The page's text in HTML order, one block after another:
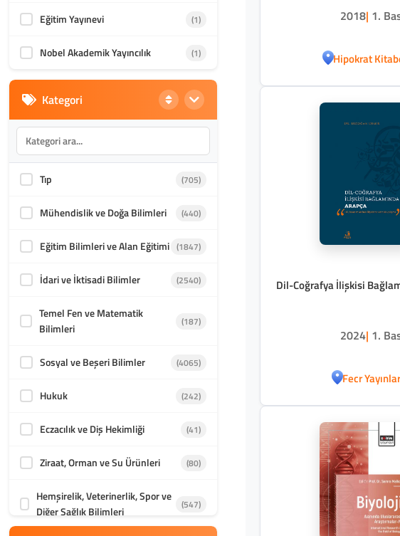
Eğitim Yayınevi (1)
Nobel Akademik Yayıncılık (1)
Kategori
Tıp (705)
Mühendislik ve Doğa Bilimleri (440)
Eğitim Bilimleri ve Alan Eğitimi (1847)
İdari ve İktisadi Bilimler (2540)
Temel Fen ve Matematik
Bilimleri
(187)
Sosyal ve Beşeri Bilimler (4065)
Hukuk (242)
Eczacılık ve Diş Hekimliği (41)
Ziraat, Orman ve Su Ürünleri (80)
Hemşirelik, Veterinerlik, Spor ve
Diğer Sağlık Bilimleri
(547)
2018| 1.
Hipokrat
Dil-Coğrafya İlişkisi
2024| 1.
Fecr